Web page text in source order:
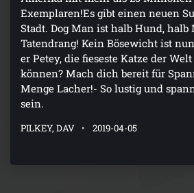
Exemplaren!Es gibt einen neuen
Stadt. Dog Man ist halb Hund,
Tatendrang! Kein Bösewicht ist
er Petey, die fieseste Katze der
können? Mach dich bereit für
Menge Lacher!- So lustig und
sein.
PILKEY, DAV 2019-04-05